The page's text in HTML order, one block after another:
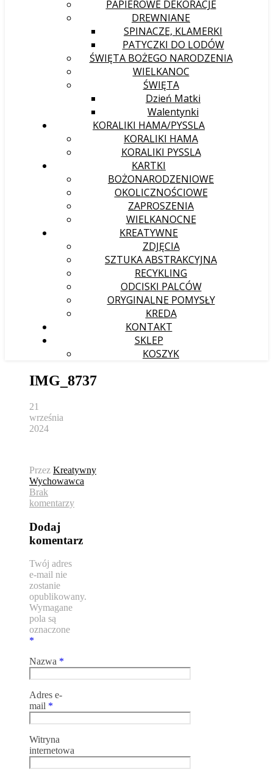
PAPIEROWE DEKORACJE
DREWNIANE
SPINACZE, KLAMERKI
PATYCZKI DO LODÓW
ŚWIĘTA BOŻEGO NARODZENIA
WIELKANOC
ŚWIĘTA
Dzień Matki
Walentynki
KORALIKI HAMA/PYSSLA
KORALIKI HAMA
KORALIKI PYSSLA
KARTKI
BOŻONARODZENIOWE
OKOLICZNOŚCIOWE
ZAPROSZENIA
WIELKANOCNE
KREATYWNE
ZDJĘCIA
SZTUKA ABSTRAKCYJNA
RECYKLING
ODCISKI PALCÓW
ORYGINALNE POMYSŁY
KREDA
KONTAKT
SKLEP
KOSZYK
IMG_8737
21
września
2024
Przez Kreatywny
Wychowawca
Brak
komentarzy
Dodaj
komentarz
Twój adres
e-mail nie
zostanie
opublikowany.
Wymagane
pola są
oznaczone
*
Nazwa *
Adres e-
mail *
Witryna
internetowa